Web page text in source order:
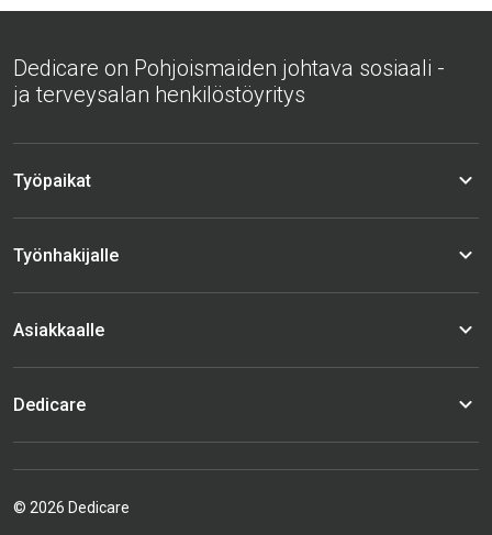
Dedicare on Pohjoismaiden johtava sosiaali -
ja terveysalan henkilöstöyritys
Työpaikat
Työnhakijalle
Asiakkaalle
Dedicare
© 2026 Dedicare